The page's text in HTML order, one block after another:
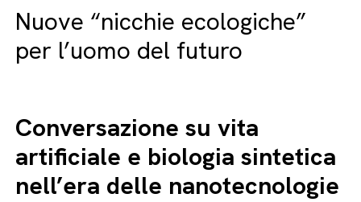
Nuove “nicchie ecologiche”
per l’uomo del futuro
Conversazione su vita
artificiale e biologia sintetica
nell’era delle nanotecnologie